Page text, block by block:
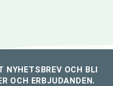
NYHETSBREV OCH BLI
OCH ERBJUDANDEN.